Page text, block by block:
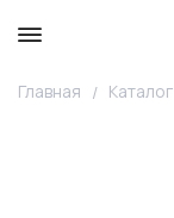
Главная Каталог